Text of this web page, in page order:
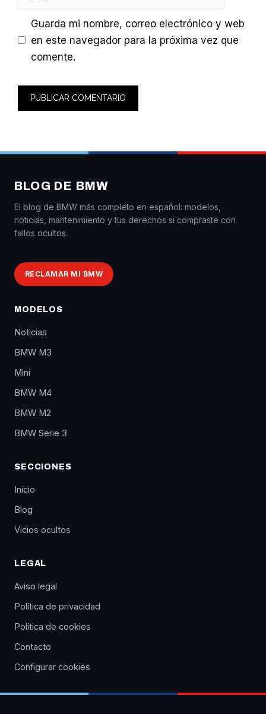
Guarda mi nombre, correo electrónico y web
en este navegador para la próxima vez que
comente.
BLOG DE BMW
El blog de BMW más completo en español: modelos,
noticias, mantenimiento y tus derechos si compraste con
fallos ocultos.
RECLAMAR MI BMW
MODELOS
Noticias
BMW M3
Mini
BMW M4
BMW M2
BMW Serie 3
SECCIONES
Inicio
Blog
Vicios ocultos
LEGAL
Aviso legal
Política de privacidad
Política de cookies
Contacto
Configurar cookies